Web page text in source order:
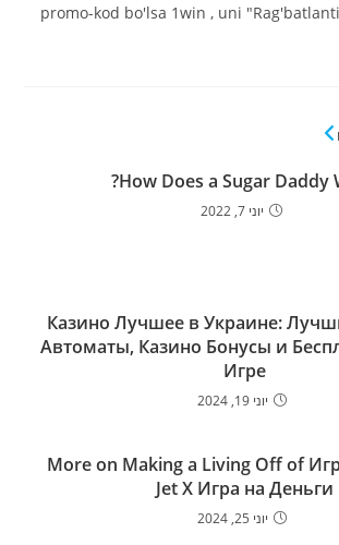
promo-kod bo'lsa 1win , uni
How Does a Sugar Daddy
יוני 7, 2022
Казино Лучшее в Украине:
Автоматы, Казино Бонусы и
Игре
יוני 19, 2024
More on Making a Living Off of
Jet X Игра на Деньги
יוני 25, 2024